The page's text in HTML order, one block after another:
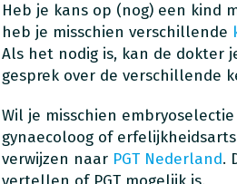
Heb je kans op (nog) een kind
heb je misschien verschillende
Als het nodig is, kan de dokter
gesprek over de verschillende
Wil je misschien embryoselectie
gynaecoloog of
verwijzen naar PGT Nederland.